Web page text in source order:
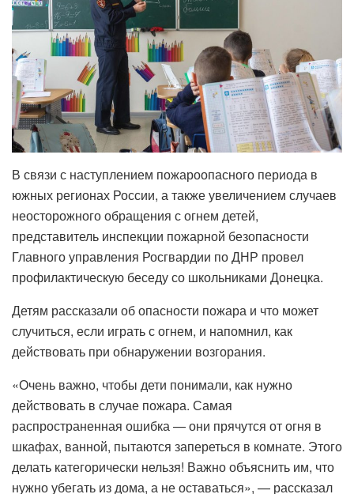
В связи с наступлением пожароопасного периода в
южных регионах России, а также увеличением случаев
неосторожного обращения с огнем детей,
представитель инспекции пожарной безопасности
Главного управления Росгвардии по ДНР провел
профилактическую беседу со школьниками Донецка.
Детям рассказали об опасности пожара и что может
случиться, если играть с огнем, и напомнил, как
действовать при обнаружении возгорания.
«Очень важно, чтобы дети понимали, как нужно
действовать в случае пожара. Самая
распространенная ошибка — они прячутся от огня в
шкафах, ванной, пытаются запереться в комнате. Этого
делать категорически нельзя! Важно объяснить им, что
нужно убегать из дома, а не оставаться», — рассказал